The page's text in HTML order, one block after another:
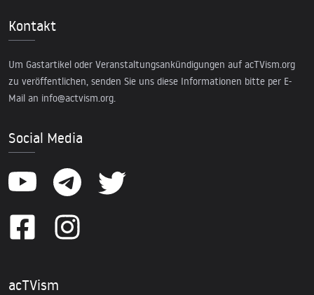
Kontakt
Um Gastartikel oder Veranstaltungsankündigungen auf acTVism.org
zu veröffentlichen, senden Sie uns diese Informationen bitte per E-
Mail an info@actvism.org.
Social Media
acTVism